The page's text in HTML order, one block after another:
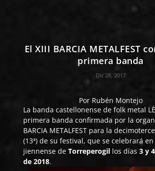
El XIII BARCIA METALFEST
primera banda
Dic 28, 2017
Por Rubén Montejo
La banda castellonense de folk metal
primera banda confirmada por la
BARCIA METALFEST para la
(13ª) de su festival, que se celebrará
jiennense deTorreperogil los días3 y
de 2018.